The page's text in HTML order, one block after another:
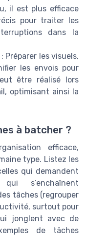
il est plus efficace
pour traiter les
dans la
: Préparer les visuels,
les envois pour
être réalisé lors
optimisant ainsi la
à batcher ?
efficace,
type. Listez les
qui demandent
s’enchaînent
tâches (regrouper
surtout pour
jonglent avec de
de tâches